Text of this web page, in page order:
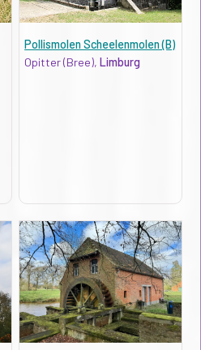
Pollismolen Scheelenmolen (B)
Opitter (Bree),Limburg